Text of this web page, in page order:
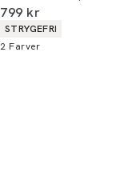
I alt (inkl. rabat)
799 kr
Produkt egenskaber
STRYGEFRI
2 Farver